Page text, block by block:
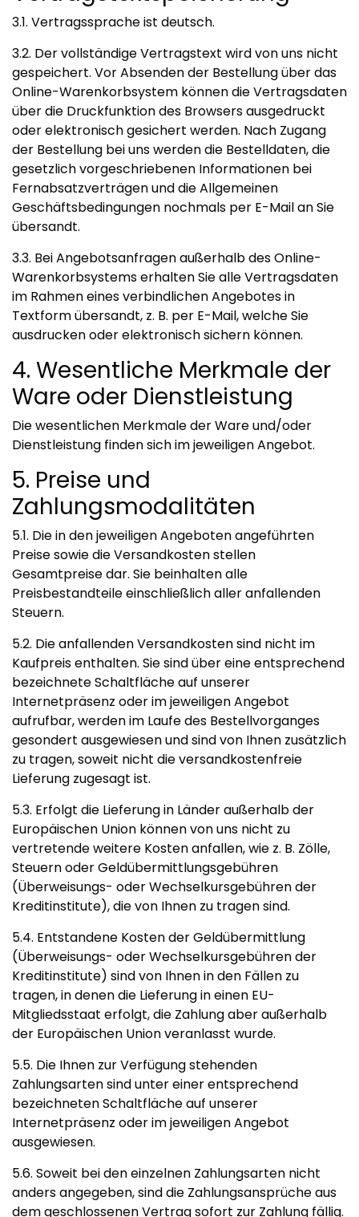
3.1. Vertragssprache ist deutsch.
3.2. Der vollständige Vertragstext wird von uns nicht
gespeichert. Vor Absenden der Bestellung über das
Online-Warenkorbsystem können die Vertragsdaten
über die Druckfunktion des Browsers ausgedruckt
oder elektronisch gesichert werden. Nach Zugang
der Bestellung bei uns werden die Bestelldaten, die
gesetzlich vorgeschriebenen Informationen bei
Fernabsatzverträgen und die Allgemeinen
Geschäftsbedingungen nochmals per E-Mail an Sie
übersandt.
3.3. Bei Angebotsanfragen außerhalb des Online-
Warenkorbsystems erhalten Sie alle Vertragsdaten
im Rahmen eines verbindlichen Angebotes in
Textform übersandt, z. B. per E-Mail, welche Sie
ausdrucken oder elektronisch sichern können.
4. Wesentliche Merkmale der
Ware oder Dienstleistung
Die wesentlichen Merkmale der Ware und/oder
Dienstleistung finden sich im jeweiligen Angebot.
5. Preise und
Zahlungsmodalitäten
5.1. Die in den jeweiligen Angeboten angeführten
Preise sowie die Versandkosten stellen
Gesamtpreise dar. Sie beinhalten alle
Preisbestandteile einschließlich aller anfallenden
Steuern.
5.2. Die anfallenden Versandkosten sind nicht im
Kaufpreis enthalten. Sie sind über eine entsprechend
bezeichnete Schaltfläche auf unserer
Internetpräsenz oder im jeweiligen Angebot
aufrufbar, werden im Laufe des Bestellvorganges
gesondert ausgewiesen und sind von Ihnen zusätzlich
zu tragen, soweit nicht die versandkostenfreie
Lieferung zugesagt ist.
5.3. Erfolgt die Lieferung in Länder außerhalb der
Europäischen Union können von uns nicht zu
vertretende weitere Kosten anfallen, wie z. B. Zölle,
Steuern oder Geldübermittlungsgebühren
(Überweisungs- oder Wechselkursgebühren der
Kreditinstitute), die von Ihnen zu tragen sind.
5.4. Entstandene Kosten der Geldübermittlung
(Überweisungs- oder Wechselkursgebühren der
Kreditinstitute) sind von Ihnen in den Fällen zu
tragen, in denen die Lieferung in einen EU-
Mitgliedsstaat erfolgt, die Zahlung aber außerhalb
der Europäischen Union veranlasst wurde.
5.5. Die Ihnen zur Verfügung stehenden
Zahlungsarten sind unter einer entsprechend
bezeichneten Schaltfläche auf unserer
Internetpräsenz oder im jeweiligen Angebot
ausgewiesen.
5.6. Soweit bei den einzelnen Zahlungsarten nicht
anders angegeben, sind die Zahlungsansprüche aus
dem geschlossenen Vertrag sofort zur Zahlung fällig.